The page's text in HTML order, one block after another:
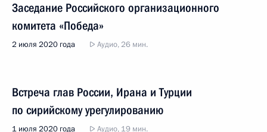
Заседание Российского организационного
комитета «Победа»
2 июля 2020 года Аудио, 26 мин.
Встреча глав России, Ирана и Турции
по сирийскому урегулированию
1 июля 2020 года Аудио, 19 мин.